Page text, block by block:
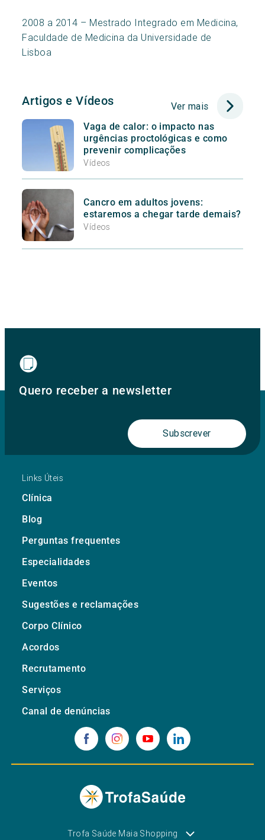
2008 a 2014 – Mestrado Integrado em Medicina,
Faculdade de Medicina da Universidade de
Lisboa
Artigos e Vídeos Ver mais
Vaga de calor: o impacto nas
urgências proctológicas e como
prevenir complicações
Vídeos
Cancro em adultos jovens:
estaremos a chegar tarde demais?
Vídeos
Quero receber a newsletter
Subscrever
Links Úteis
Clínica
Blog
Perguntas frequentes
Especialidades
Eventos
Sugestões e reclamações
Corpo Clínico
Acordos
Recrutamento
Serviços
Canal de denúncias
Trofa Saúde Maia Shopping